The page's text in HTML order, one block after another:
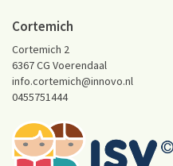
Cortemich
Cortemich 2
6367 CG Voerendaal
info.cortemich@innovo.nl
0455751444